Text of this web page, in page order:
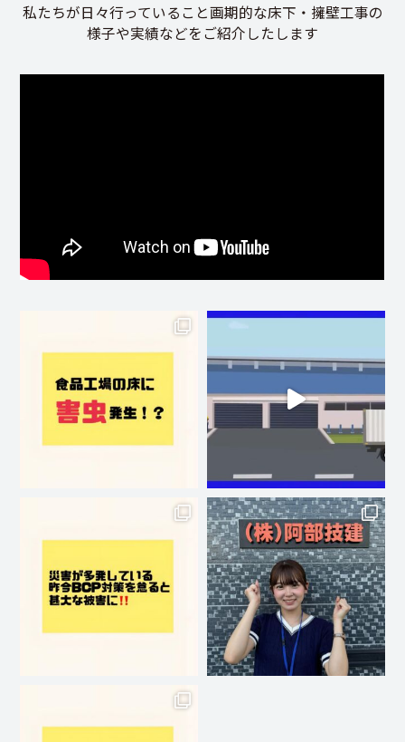
私たちが日々行っていること画期的な床下・擁壁工事の
様子や実績などをご紹介したします